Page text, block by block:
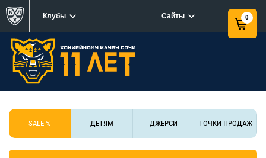
Клубы Сайты 0
SALE % ДЕТЯМ ДЖЕРСИ ТОЧКИ ПРОДАЖ